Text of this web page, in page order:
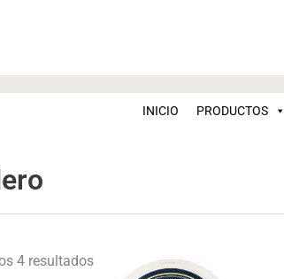
INICIO PRODUCTOS
4 resultados